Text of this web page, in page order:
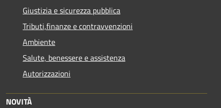
Giustizia e sicurezza pubblica
Tributi,finanze e contravvenzioni
Ambiente
Salute, benessere e assistenza
Autorizzazioni
NOVITÀ